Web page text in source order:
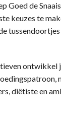
Goed de
keuzes te
ontwikkel
diëtiste en